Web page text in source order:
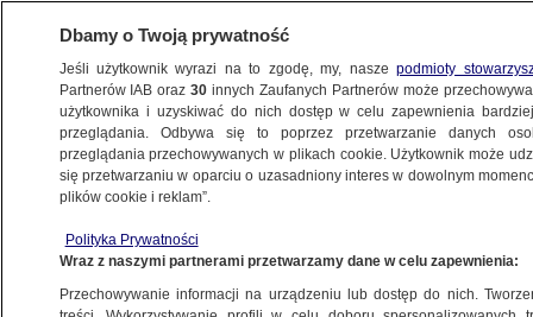
BIZNES
NAJNOWSZE
niskie
3.07.2007, 11:19Aktualizacja:3.07.2007, 12:01
Dbamy o Twoją prywatność
Jeśli użytkownik wyrazi na to zgodę, my, naszepodmioty
Partnerów IAB oraz30 innych Zaufanych Partnerów może
użytkownika i uzyskiwać do nich dostęp w celu zapewnienia
przeglądania. Odbywa się to poprzez przetwarzanie danych
przeglądania przechowywanych w plikach cookie. Użytkownik może
się przetwarzaniu w oparciu o uzasadniony interes w dowolnym
plików cookie i reklam”.
Polityka Prywatności
Wraz z naszymi partnerami przetwarzamy dane w celu zapewnienia:
Przechowywanie informacji na urządzeniu lub dostęp do nich.